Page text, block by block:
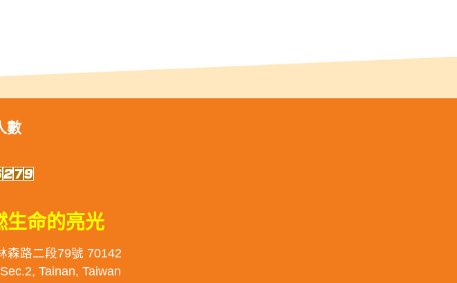
數
命的亮光
森路二段79號 70142
Tainan, Taiwan